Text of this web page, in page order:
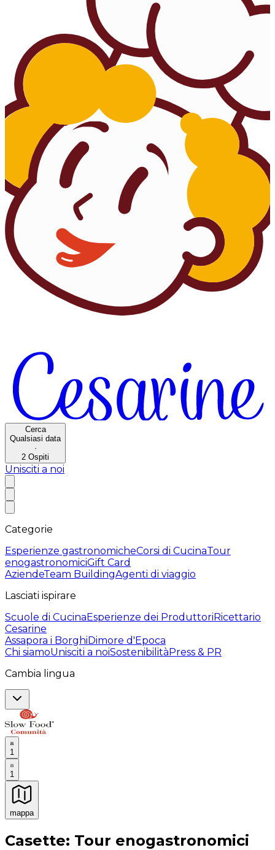
Cerca
Qualsiasi data
·
2 Ospiti
Unisciti a noi
Categorie
Esperienze gastronomicheCorsi di CucinaTour
enogastronomiciGift Card
AziendeTeam BuildingAgenti di viaggio
Lasciati ispirare
Scuole di CucinaEsperienze dei ProduttoriRicettario
Cesarine
Assapora i BorghiDimore d'Epoca
Chi siamoUnisciti a noiSostenibilitàPress & PR
Cambia lingua
1
1
mappa
Esperienze culinarie indimenticabili: Esperienze
Casette: Tour enogastronomici